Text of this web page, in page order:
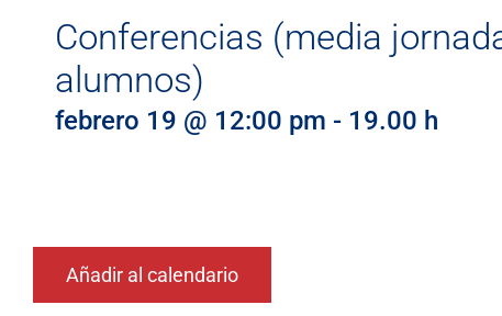
Conferencias (media
alumnos)
febrero 19 @ 12:00 pm - 19.00 h
Añadir al calendario